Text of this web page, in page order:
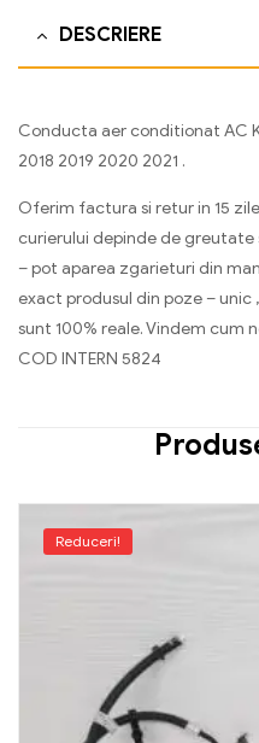
DESCRIERE
Conducta aer conditionat AC
2018 2019 2020 2021 .
Oferim factura si retur in 15
curierului depinde de greutate
– pot aparea zgarieturi din
exact produsul din poze – unic
sunt 100% reale. Vindem cum
COD INTERN 5824
Reduceri!